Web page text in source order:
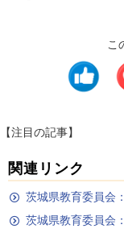
こ
【注目の記事】
関連リンク
茨城県教育委員会
茨城県教育委員会